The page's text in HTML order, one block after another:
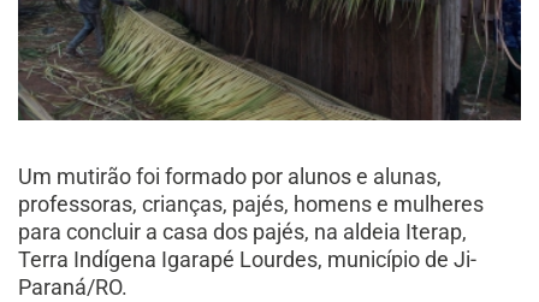
Um mutirão foi formado por alunos e alunas,
professoras, crianças, pajés, homens e mulheres
para concluir a casa dos pajés, na aldeia Iterap,
Terra Indígena Igarapé Lourdes, município de Ji-
Paraná/RO.